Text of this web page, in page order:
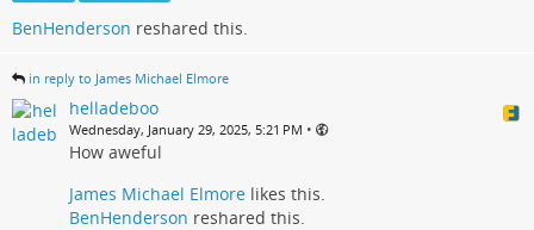
BenHenderson reshared this.
in reply to James Michael Elmore
helladeboo
Wednesday, January 29, 2025, 5:21 PM •
How aweful
James Michael Elmore likes this.
BenHenderson reshared this.